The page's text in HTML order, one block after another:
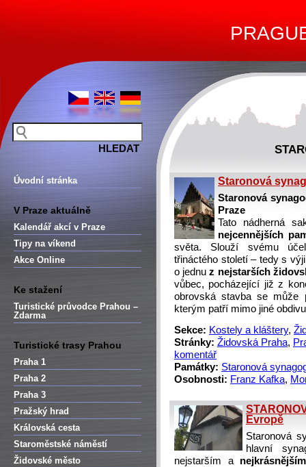
Úvodní stránka
V Praze aktuálně
Kalendář akcí v Praze
Tipy na víkend
Akce Online
Ke stažení
Turistické průvodce Prahou –
Zdarma
Turistické trasy Prahou
Praha 1
Praha 2
Praha 3
Pražský hrad
Královská cesta
Staroměstské náměstí
Židovské město
Staronová
Staronová
Praze
Tato nádherná
nejcennějších
světa. Slouží svému
třináctého století – tedy s
o jednuz nejstarších
vůbec, pocházející již z
obrovská stavba se může
kterým patří mimo jiné
Sekce: Kostely a kláštery,
Stránky: Židovská Praha,
komentář
Památky: Staronová
Osobnosti: Franz Kafka,
Evropě
Staronová
hlavní
nejstarším a